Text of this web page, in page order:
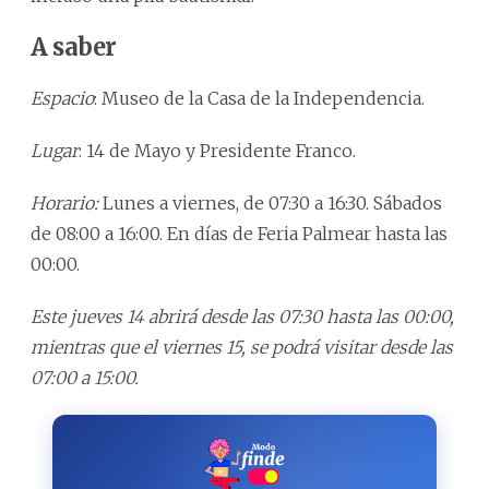
A saber
Espacio: Museo de la Casa de la Independencia.
Lugar: 14 de Mayo y Presidente Franco.
Horario:Lunes a viernes, de 07:30 a 16:30. Sábados
de 08:00 a 16:00. En días de Feria Palmear hasta las
00:00.
Este jueves 14 abrirá desde las 07:30 hasta las 00:00,
mientras que el viernes 15, se podrá visitar desde las
07:00 a 15:00.